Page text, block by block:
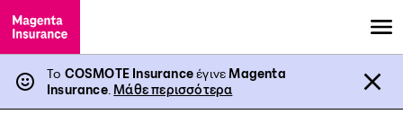
Το COSMOTE InsuranceέγινεMagenta
Insurance. Μάθε περισσότερα